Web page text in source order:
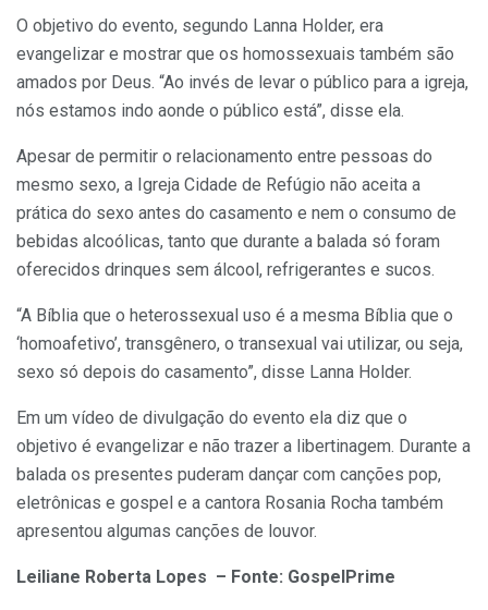
O objetivo do evento, segundo Lanna Holder, era
evangelizar e mostrar que os homossexuais também são
amados por Deus. “Ao invés de levar o público para a igreja,
nós estamos indo aonde o público está”, disse ela.
Apesar de permitir o relacionamento entre pessoas do
mesmo sexo, a Igreja Cidade de Refúgio não aceita a
prática do sexo antes do casamento e nem o consumo de
bebidas alcoólicas, tanto que durante a balada só foram
oferecidos drinques sem álcool, refrigerantes e sucos.
“A Bíblia que o heterossexual uso é a mesma Bíblia que o
‘homoafetivo’, transgênero, o transexual vai utilizar, ou seja,
sexo só depois do casamento”, disse Lanna Holder.
Em um vídeo de divulgação do evento ela diz que o
objetivo é evangelizar e não trazer a libertinagem. Durante a
balada os presentes puderam dançar com canções pop,
eletrônicas e gospel e a cantora Rosania Rocha também
apresentou algumas canções de louvor.
Leiliane Roberta Lopes – Fonte: GospelPrime